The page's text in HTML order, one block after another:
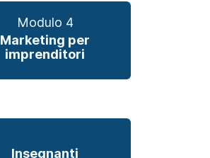
Modulo 4
Marketing per
imprenditori
Insegnanti